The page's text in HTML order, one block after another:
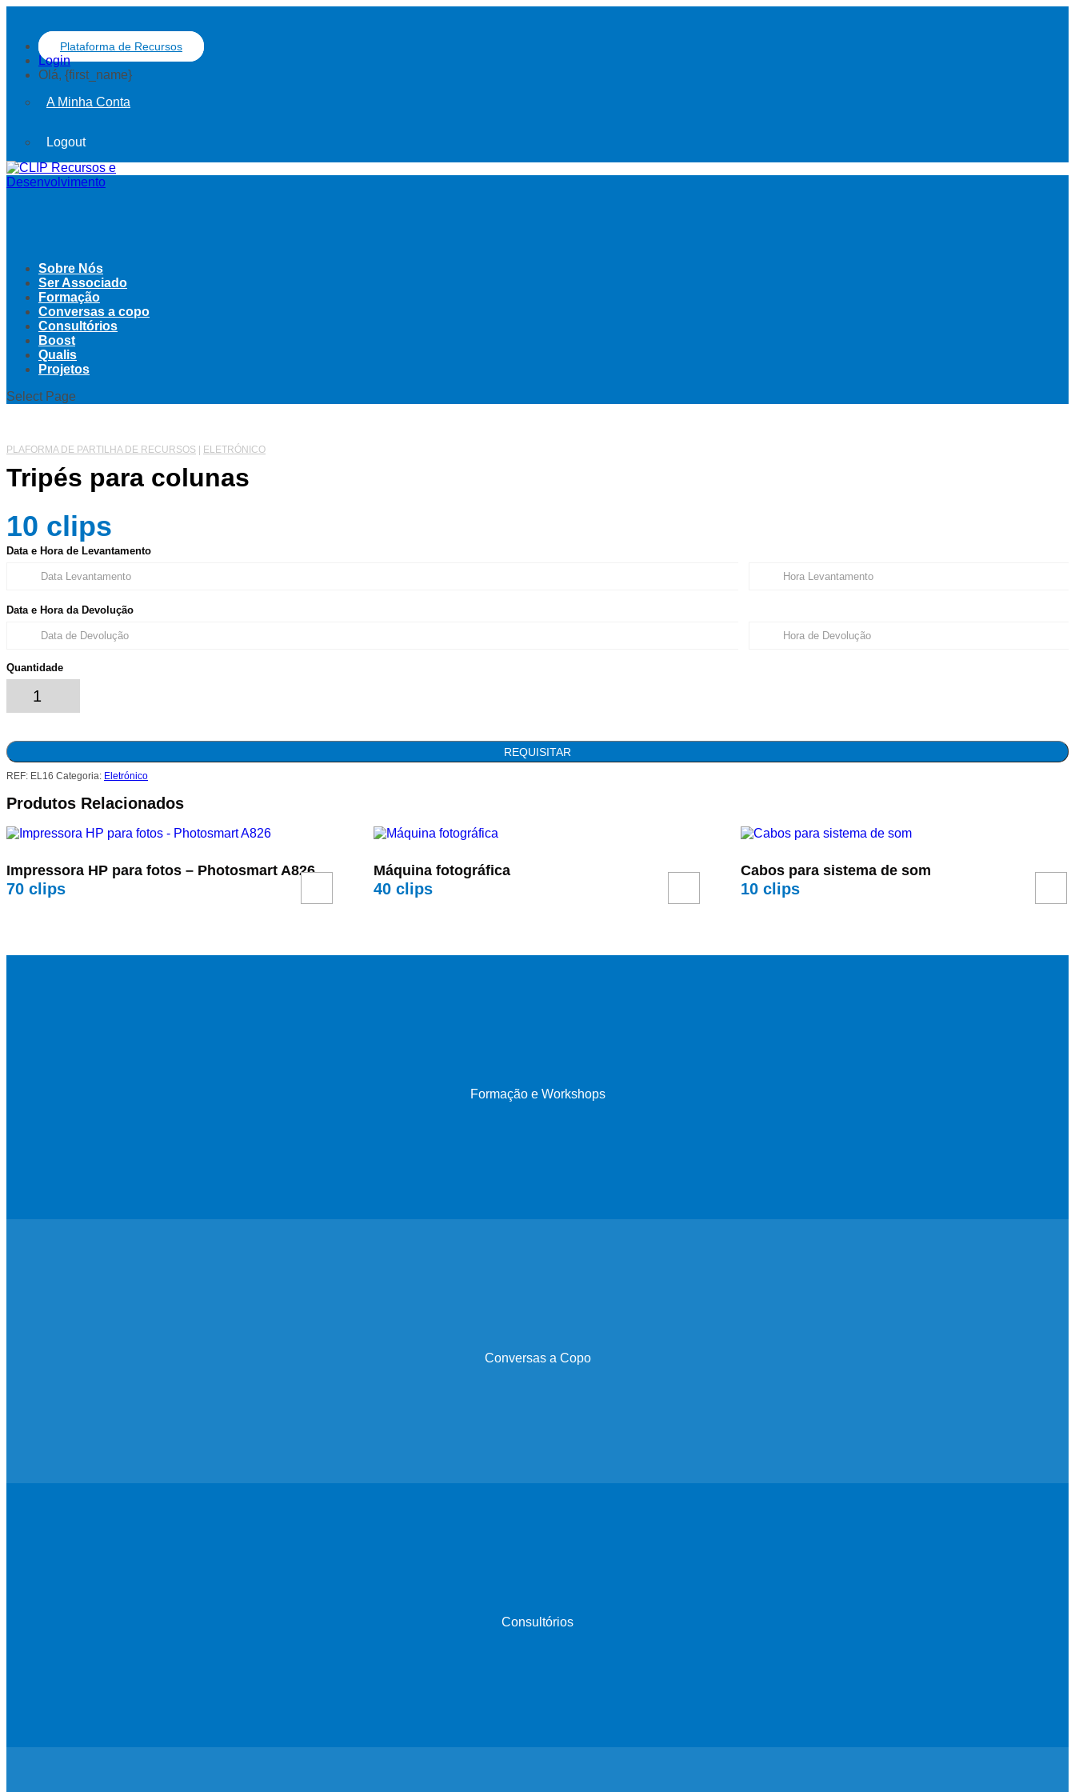
Plataforma de Recursos
Login
Olá, {first_name}
A Minha Conta
Logout
Sobre Nós
Ser Associado
Formação
Conversas a copo
Consultórios
Boost
Qualis
Projetos
Select Page
PLAFORMA DE PARTILHA DE RECURSOS ELETRÓNICO
Tripés para colunas
10 clips
Data e Hora de Levantamento
Data e Hora da Devolução
Quantidade
REQUISITAR
REF: EL16 Categoria: Eletrónico
Produtos Relacionados
Impressora HP para fotos – Photosmart A826
70 clips
Máquina fotográfica
40 clips
Cabos para sistema de som
10 clips
Formação e Workshops
Conversas a Copo
Consultórios